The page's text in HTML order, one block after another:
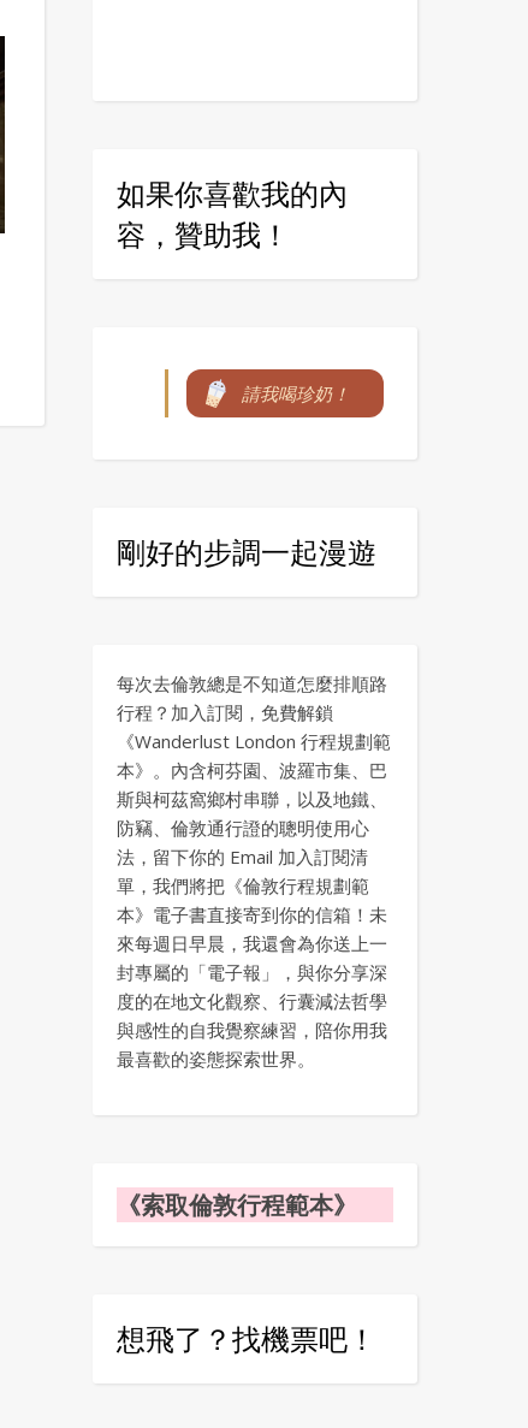
如果你喜歡我的內
容，贊助我！
請我喝珍奶！
剛好的步調一起漫遊
每次去倫敦總是不知道怎麼排順路
行程？加入訂閱，免費解鎖
《Wanderlust London 行程規劃範
本》。內含柯芬園、波羅市集、巴
斯與柯茲窩鄉村串聯，以及地鐵、
防竊、倫敦通行證的聰明使用心
法，留下你的 Email 加入訂閱清
單，我們將把《倫敦行程規劃範
本》電子書直接寄到你的信箱！未
來每週日早晨，我還會為你送上一
封專屬的「電子報」，與你分享深
度的在地文化觀察、行囊減法哲學
與感性的自我覺察練習，陪你用我
最喜歡的姿態探索世界。
《索取倫敦行程範本》
想飛了？找機票吧！